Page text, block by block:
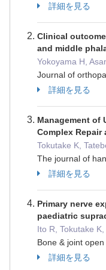
詳細を見る
Clinical
and middle
Yokoyama H,
Journal of
詳細を見る
Management of
Complex
Tokutake K,
The journal of
詳細を見る
Primary nerve
paediatric
Ito R, Tokutake
Bone & joint
詳細を見る